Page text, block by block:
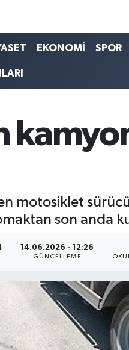
EKONOMİ SPOR
motosiklet
son anda
14.06.2026 - 12:26
GÜNCELLEME